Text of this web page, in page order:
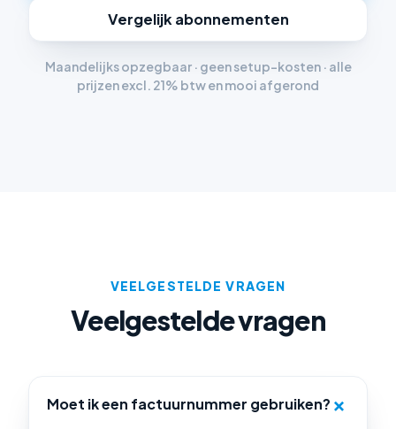
Vergelijk abonnementen
Maandelijks opzegbaar · geen setup-kosten · alle
prijzen excl. 21% btw en mooi afgerond
VEELGESTELDE VRAGEN
Veelgestelde vragen
Moet ik een factuurnummer gebruiken?